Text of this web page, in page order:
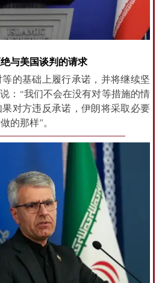
与美国谈判的请求
的基础上履行承诺，并将继续坚
：“我们不会在没有对等措施的情
对方违反承诺，伊朗将采取必要
的那样”。